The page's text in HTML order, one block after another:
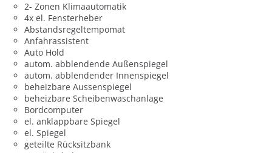
2- Zonen Klimaautomatik
4x el. Fensterheber
Abstandsregeltempomat
Anfahrassistent
Auto Hold
autom. abblendende Außenspiegel
autom. abblendender Innenspiegel
beheizbare Aussenspiegel
beheizbare Scheibenwaschanlage
Bordcomputer
el. anklappbare Spiegel
el. Spiegel
geteilte Rücksitzbank